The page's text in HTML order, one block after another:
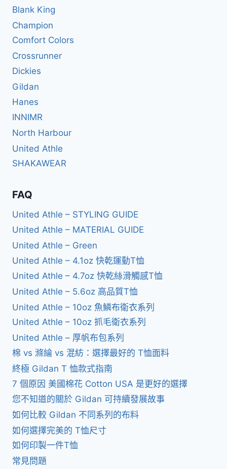
Blank King
Champion
Comfort Colors
Crossrunner
Dickies
Gildan
Hanes
INNIMR
North Harbour
United Athle
SHAKAWEAR
FAQ
United Athle – STYLING GUIDE
United Athle – MATERIAL GUIDE
United Athle – Green
United Athle – 4.1oz 快乾運動T恤
United Athle – 4.7oz 快乾絲滑觸感T恤
United Athle – 5.6oz 高品質T恤
United Athle – 10oz 魚鱗布衛衣系列
United Athle – 10oz 抓毛衛衣系列
United Athle – 厚帆布包系列
棉 vs 滌綸 vs 混紡：選擇最好的 T恤面料
終極 Gildan T 恤款式指南
7 個原因 美國棉花 Cotton USA 是更好的選擇
您不知道的關於 Gildan 可持續發展故事
如何比較 Gildan 不同系列的布料
如何選擇完美的 T恤尺寸
如何印製一件T恤
常見問題